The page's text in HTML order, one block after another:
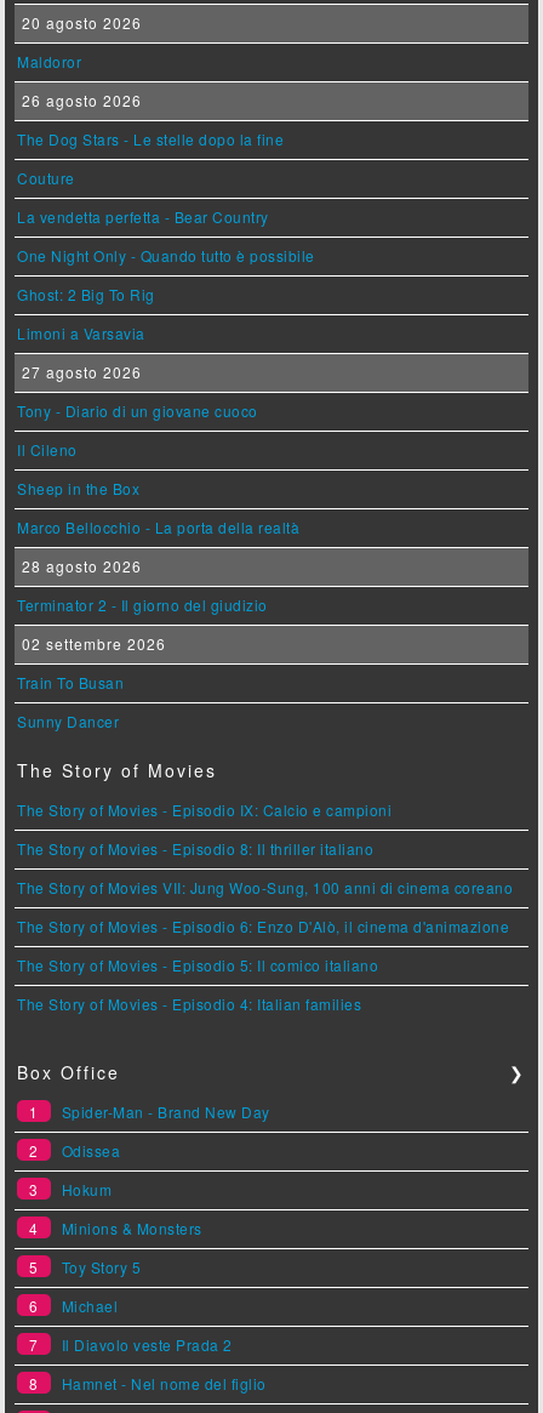
20 agosto 2026
Maldoror
26 agosto 2026
The Dog Stars - Le stelle dopo la fine
Couture
La vendetta perfetta - Bear Country
One Night Only - Quando tutto è possibile
Ghost: 2 Big To Rig
Limoni a Varsavia
27 agosto 2026
Tony - Diario di un giovane cuoco
Il Cileno
Sheep in the Box
Marco Bellocchio - La porta della realtà
28 agosto 2026
Terminator 2 - Il giorno del giudizio
02 settembre 2026
Train To Busan
Sunny Dancer
The Story of Movies
The Story of Movies - Episodio IX: Calcio e campioni
The Story of Movies - Episodio 8: Il thriller italiano
The Story of Movies VII: Jung Woo-Sung, 100 anni di cinema coreano
The Story of Movies - Episodio 6: Enzo D'Alò, il cinema d'animazione
The Story of Movies - Episodio 5: Il comico italiano
The Story of Movies - Episodio 4: Italian families
Box Office ❯
1
Spider-Man - Brand New Day
2
Odissea
3
Hokum
4
Minions & Monsters
5
Toy Story 5
6
Michael
7
Il Diavolo veste Prada 2
8
Hamnet - Nel nome del figlio